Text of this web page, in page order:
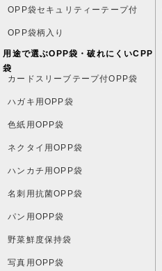
OPP袋セキュリティーテープ付
OPP袋柄入り
用途で選ぶOPP袋・破れにくいCPP
袋
カードスリーブテープ付OPP袋
ハガキ用OPP袋
色紙用OPP袋
ネクタイ用OPP袋
ハンカチ用OPP袋
名刺用抗菌OPP袋
パン用OPP袋
野菜鮮度保持袋
写真用OPP袋